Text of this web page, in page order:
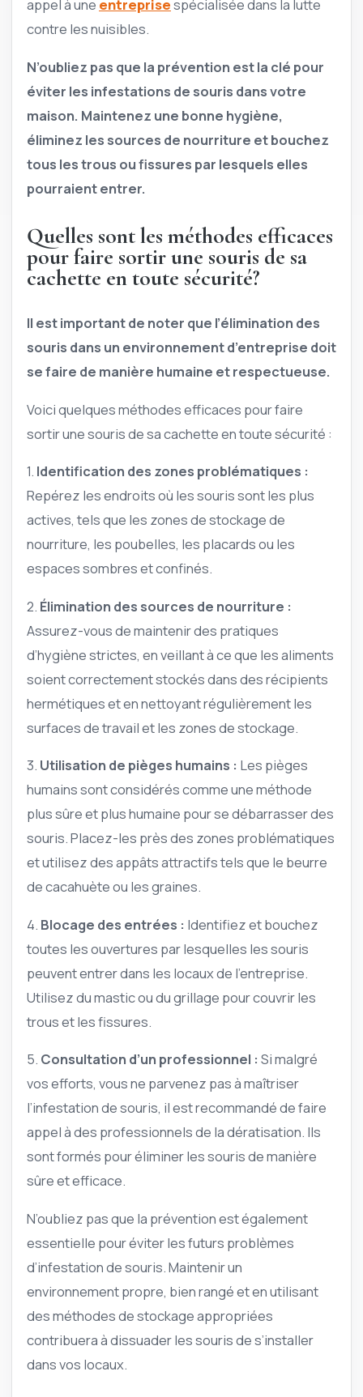
appel à une entreprisespécialisée dans la lutte
contre les nuisibles.
N’oubliez pas que la prévention est la clé pour
éviter les infestations de souris dans votre
maison. Maintenez une bonne hygiène,
éliminez les sources de nourriture et bouchez
tous les trous ou fissures par lesquels elles
pourraient entrer.
Quelles sont les méthodes efficaces
pour faire sortir une souris de sa
cachette en toute sécurité?
Il est important de noter que l’élimination des
souris dans un environnement d’entreprise doit
se faire de manière humaine et respectueuse.
Voici quelques méthodes efficaces pour faire
sortir une souris de sa cachette en toute sécurité :
1. Identification des zones problématiques :
Repérez les endroits où les souris sont les plus
actives, tels que les zones de stockage de
nourriture, les poubelles, les placards ou les
espaces sombres et confinés.
2. Élimination des sources de nourriture :
Assurez-vous de maintenir des pratiques
d’hygiène strictes, en veillant à ce que les aliments
soient correctement stockés dans des récipients
hermétiques et en nettoyant régulièrement les
surfaces de travail et les zones de stockage.
3. Utilisation de pièges humains : Les pièges
humains sont considérés comme une méthode
plus sûre et plus humaine pour se débarrasser des
souris. Placez-les près des zones problématiques
et utilisez des appâts attractifs tels que le beurre
de cacahuète ou les graines.
4. Blocage des entrées : Identifiez et bouchez
toutes les ouvertures par lesquelles les souris
peuvent entrer dans les locaux de l’entreprise.
Utilisez du mastic ou du grillage pour couvrir les
trous et les fissures.
5. Consultation d’un professionnel : Si malgré
vos efforts, vous ne parvenez pas à maîtriser
l’infestation de souris, il est recommandé de faire
appel à des professionnels de la dératisation. Ils
sont formés pour éliminer les souris de manière
sûre et efficace.
N’oubliez pas que la prévention est également
essentielle pour éviter les futurs problèmes
d’infestation de souris. Maintenir un
environnement propre, bien rangé et en utilisant
des méthodes de stockage appropriées
contribuera à dissuader les souris de s’installer
dans vos locaux.